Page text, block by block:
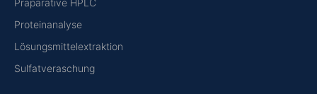
Präparative HPLC
Proteinanalyse
Lösungsmittelextraktion
Sulfatveraschung